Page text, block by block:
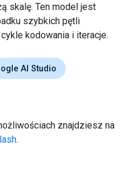
skalę. Ten model jest
szybkich pętli
kodowania i iteracje.
AI Studio
znajdziesz na
.